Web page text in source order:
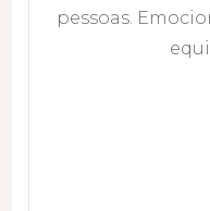
pessoas.